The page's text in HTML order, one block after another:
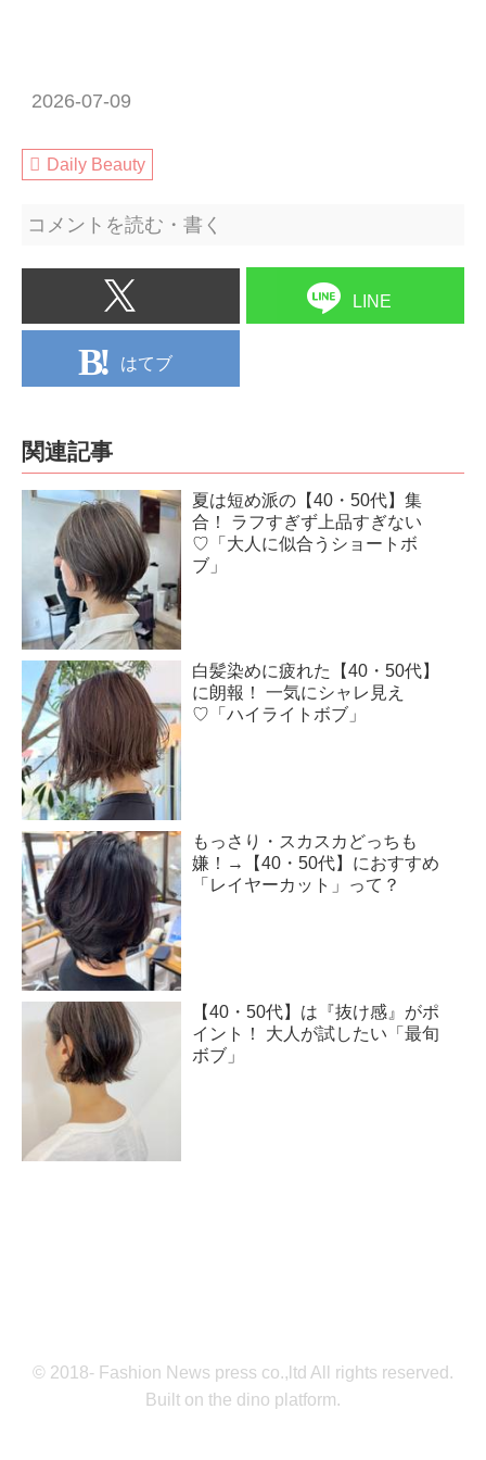
2026-07-09
Daily Beauty
コメントを読む・書く
LINE
はてブ
関連記事
夏は短め派の【40・50代】集
合！ ラフすぎず上品すぎない
♡「大人に似合うショートボ
ブ」
白髪染めに疲れた【40・50代】
に朗報！ 一気にシャレ見え
♡「ハイライトボブ」
もっさり・スカスカどっちも
嫌！→【40・50代】におすすめ
「レイヤーカット」って？
【40・50代】は『抜け感』がポ
イント！ 大人が試したい「最旬
ボブ」
© 2018- Fashion News press co.,ltd All rights reserved.
Built on the dino platform.